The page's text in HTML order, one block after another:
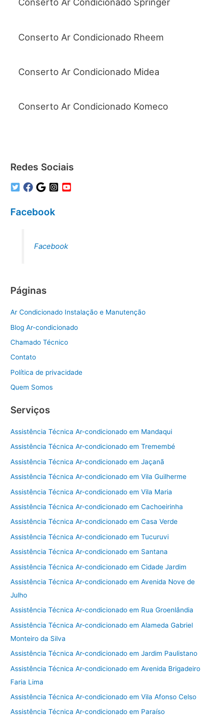
Conserto Ar Condicionado Rheem
Conserto Ar Condicionado Midea
Conserto Ar Condicionado Komeco
Redes Sociais
Facebook
Facebook
Páginas
Ar Condicionado Instalação e Manutenção
Blog Ar-condicionado
Chamado Técnico
Contato
Política de privacidade
Quem Somos
Serviços
Assistência Técnica Ar-condicionado em Mandaqui
Assistência Técnica Ar-condicionado em Tremembé
Assistência Técnica Ar-condicionado em Jaçanã
Assistência Técnica Ar-condicionado em Vila Guilherme
Assistência Técnica Ar-condicionado em Vila Maria
Assistência Técnica Ar-condicionado em Cachoeirinha
Assistência Técnica Ar-condicionado em Casa Verde
Assistência Técnica Ar-condicionado em Tucuruvi
Assistência Técnica Ar-condicionado em Santana
Assistência Técnica Ar-condicionado em Cidade Jardim
Assistência Técnica Ar-condicionado em Avenida Nove de
Julho
Assistência Técnica Ar-condicionado em Rua Groenlândia
Assistência Técnica Ar-condicionado em Alameda Gabriel
Monteiro da Silva
Assistência Técnica Ar-condicionado em Jardim Paulistano
Assistência Técnica Ar-condicionado em Avenida Brigadeiro
Faria Lima
Assistência Técnica Ar-condicionado em Vila Afonso Celso
Assistência Técnica Ar-condicionado em Paraíso